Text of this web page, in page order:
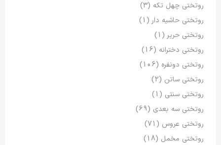
روتختی چهل تکه (3)
روتختی حاشیه دار (1)
روتختی حریر (1)
روتختی دخترانه (16)
روتختی دونفره (106)
روتختی ساتن (2)
روتختی سنتی (1)
روتختی سه بعدی (69)
روتختی عروس (71)
روتختی مخمل (18)